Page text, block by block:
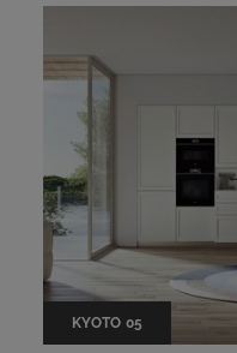
KYOTO 05